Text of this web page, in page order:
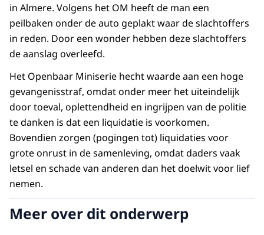
in Almere. Volgens het OM heeft de man een
peilbaken onder de auto geplakt waar de slachtoffers
in reden. Door een wonder hebben deze slachtoffers
de aanslag overleefd.
Het Openbaar Miniserie hecht waarde aan een hoge
gevangenisstraf, omdat onder meer het uiteindelijk
door toeval, oplettendheid en ingrijpen van de politie
te danken is dat een liquidatie is voorkomen.
Bovendien zorgen (pogingen tot) liquidaties voor
grote onrust in de samenleving, omdat daders vaak
letsel en schade van anderen dan het doelwit voor lief
nemen.
Meer over dit onderwerp